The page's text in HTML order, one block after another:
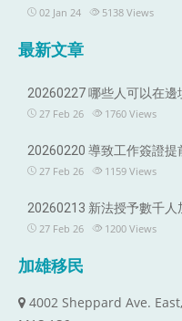
02 Jan 24 5138 Views
最新文章
20260227 哪些人可以在
27 Feb 26 1760 Views
20260220 導致工作簽證提
27 Feb 26 1159 Views
20260213 新法授予數千人
27 Feb 26 1200 Views
加雄移民
4002 Sheppard Ave.